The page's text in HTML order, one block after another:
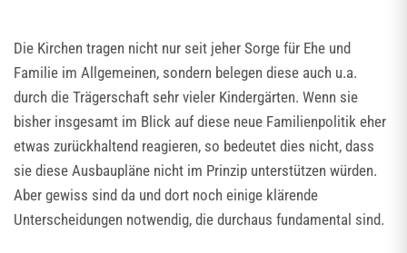
Die Kirchen tragen nicht nur seit jeher Sorge für Ehe und
Familie im Allgemeinen, sondern belegen diese auch u.a.
durch die Trägerschaft sehr vieler Kindergärten. Wenn sie
bisher insgesamt im Blick auf diese neue Familienpolitik eher
etwas zurückhaltend reagieren, so bedeutet dies nicht, dass
sie diese Ausbaupläne nicht im Prinzip unterstützen würden.
Aber gewiss sind da und dort noch einige klärende
Unterscheidungen notwendig, die durchaus fundamental sind.